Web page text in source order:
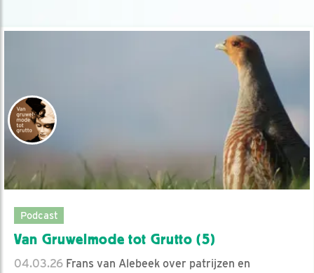
Podcast
Van Gruwelmode tot Grutto (5)
04.03.26 Frans van Alebeek over patrijzen en